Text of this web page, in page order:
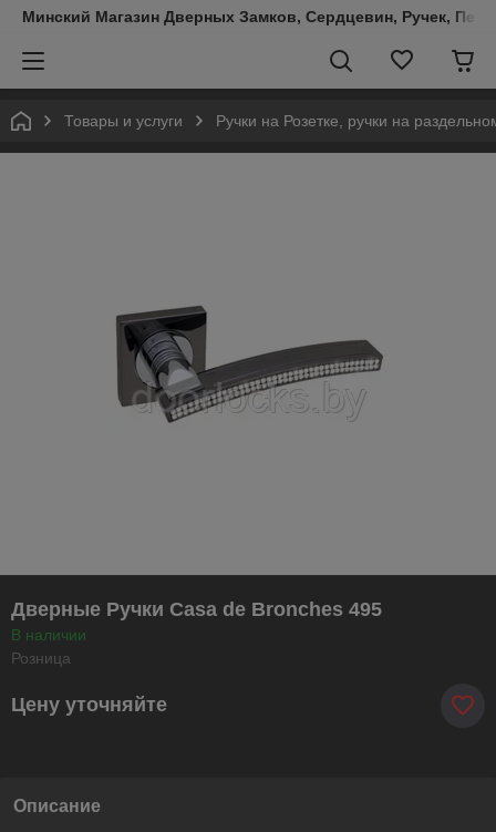
Минский Магазин Дверных Замков, Сердцевин, Ручек,
Товары и услуги Ручки на Розетке, ручки на
Дверные Ручки Casa de Bronches 495
В наличии
Розница
Цену уточняйте
Описание